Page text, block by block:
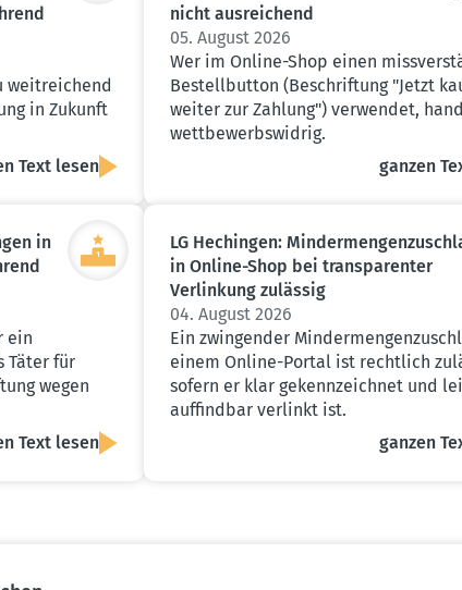
weitreichend
in Zukunft
Text lesen
nicht ausrei­chend
05. August 2026
Wer im Online-Shop einen
Bestellbutton (Beschriftung "Jetzt
weiter zur Zahlung") verwendet,
wettbewerbswidrig.
ganzen
in
ein
Täter für
wegen
Text lesen
LG Hechingen:
in Online-Shop bei trans­pa­renter
Verlinkung zulässig
04. August 2026
Ein zwingender
einem Online-Portal ist rechtlich
sofern er klar gekennzeichnet und
auffindbar verlinkt ist.
ganzen